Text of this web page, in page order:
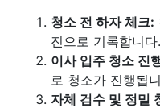
청소 전 하자 체크:
진으로 기록합니다.
이사 입주 청소 진
로 청소가 진행됩
자체 검수 및 정밀